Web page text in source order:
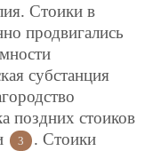
Стоики в
продвигались
субстанция
поздних стоиков
3
. Стоики